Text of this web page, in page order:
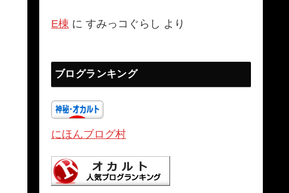
E棟 に すみっコぐらし より
ブログランキング
にほんブログ村